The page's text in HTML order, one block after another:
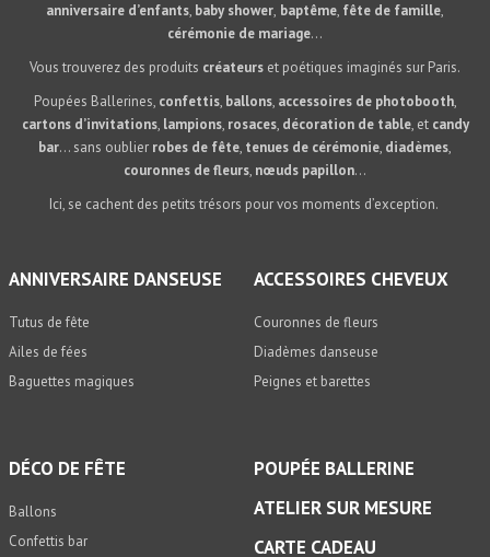
anniversaire d’enfants, baby shower, baptême, fête de famille,
cérémonie de mariage...
Vous trouverez des produits créateurs et poétiques imaginés sur Paris.
Poupées Ballerines, confettis, ballons, accessoires de photobooth,
cartons d’invitations, lampions, rosaces, décoration de table, et candy
bar… sans oublier robes de fête, tenues de cérémonie, diadèmes,
couronnes de fleurs, nœuds papillon…
Ici, se cachent des petits trésors pour vos moments d’exception.
ANNIVERSAIRE DANSEUSE
Tutus de fête
Ailes de fées
Baguettes magiques
ACCESSOIRES CHEVEUX
Couronnes de fleurs
Diadèmes danseuse
Peignes et barettes
DÉCO DE FÊTE
Ballons
Confettis bar
POUPÉE BALLERINE
ATELIER SUR MESURE
CARTE CADEAU